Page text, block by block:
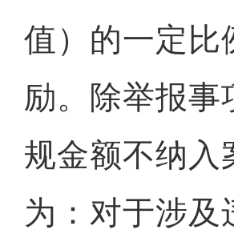
值）的一定比
励。除举报事
规金额不纳入
为：对于涉及